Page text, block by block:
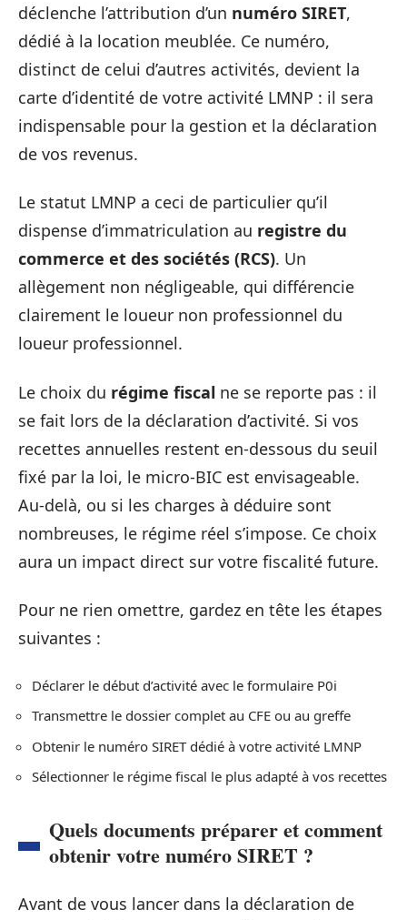
déclenche l’attribution d’un numéro SIRET,
dédié à la location meublée. Ce numéro,
distinct de celui d’autres activités, devient la
carte d’identité de votre activité LMNP : il sera
indispensable pour la gestion et la déclaration
de vos revenus.
Le statut LMNP a ceci de particulier qu’il
dispense d’immatriculation au registre du
commerce et des sociétés (RCS). Un
allègement non négligeable, qui différencie
clairement le loueur non professionnel du
loueur professionnel.
Le choix du régime fiscal ne se reporte pas : il
se fait lors de la déclaration d’activité. Si vos
recettes annuelles restent en-dessous du seuil
fixé par la loi, le micro-BIC est envisageable.
Au-delà, ou si les charges à déduire sont
nombreuses, le régime réel s’impose. Ce choix
aura un impact direct sur votre fiscalité future.
Pour ne rien omettre, gardez en tête les étapes
suivantes :
Déclarer le début d’activité avec le formulaire P0i
Transmettre le dossier complet au CFE ou au greffe
Obtenir le numéro SIRET dédié à votre activité LMNP
Sélectionner le régime fiscal le plus adapté à vos recettes
Quels documents préparer et comment
obtenir votre numéro SIRET ?
Avant de vous lancer dans la déclaration de